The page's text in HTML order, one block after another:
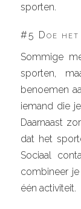
sporten.
#5 Doe het
Sommige
sporten,
benoemen
iemand die
Daarnaast
dat het
Sociaal
combineer
één activiteit.